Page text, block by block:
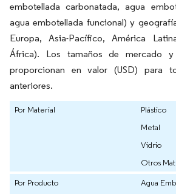
embotellada carbonatada, agua
agua embotellada funcional) y
Europa, Asia-Pacífico, América
África). Los tamaños de mercado
proporcionan en valor (USD) para
anteriores.
Por Material
Plástico
Metal
Vidrio
Otros
Por Producto
Agua